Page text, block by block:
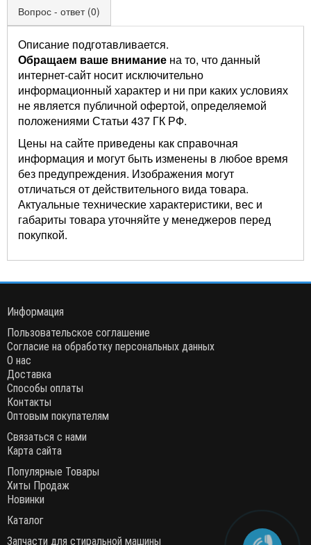
Вопрос - ответ (0)
Описание подготавливается.
Обращаем ваше внимание на то, что данный
интернет-сайт носит исключительно
информационный характер и ни при каких условиях
не является публичной офертой, определяемой
положениями Статьи 437 ГК РФ.
Цены на сайте приведены как справочная
информация и могут быть изменены в любое время
без предупреждения. Изображения могут
отличаться от действительного вида товара.
Актуальные технические характеристики, вес и
габариты товара уточняйте у менеджеров перед
покупкой.
Информация
Пользовательское соглашение
Согласие на обработку персональных данных
О нас
Доставка
Способы оплаты
Контакты
Оптовым покупателям
Связаться с нами
Карта сайта
Популярные Товары
Хиты Продаж
Новинки
Каталог
Запчасти для стиральной машины